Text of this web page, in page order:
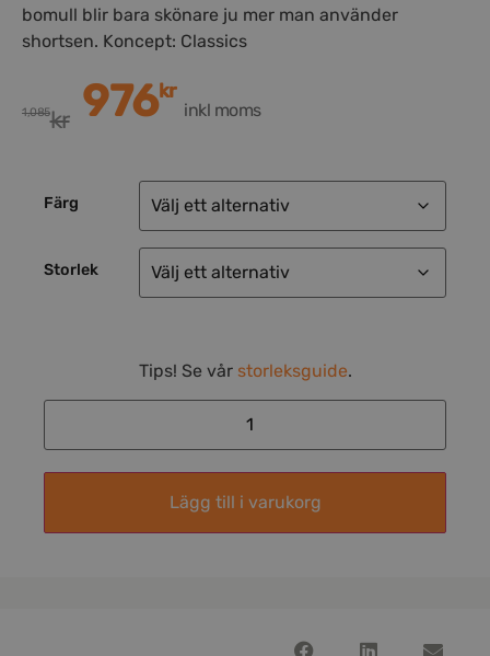
bomull blir bara skönare ju mer man använder
shortsen. Koncept: Classics
1,085kr 976kr
inkl moms
Färg
Storlek
Tips! Se vår storleksguide.
Lägg till i varukorg